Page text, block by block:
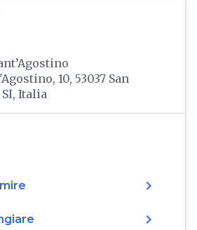
10, 53037 San
Italia
chevron_right
chevron_right